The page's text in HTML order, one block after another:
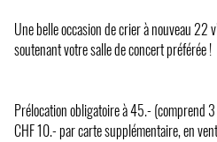
Une belle occasion de crier à nouveau 22
soutenant votre salle de concert préférée !
Prélocation obligatoire à 45.- (comprend
CHF 10.- par carte supplémentaire, en